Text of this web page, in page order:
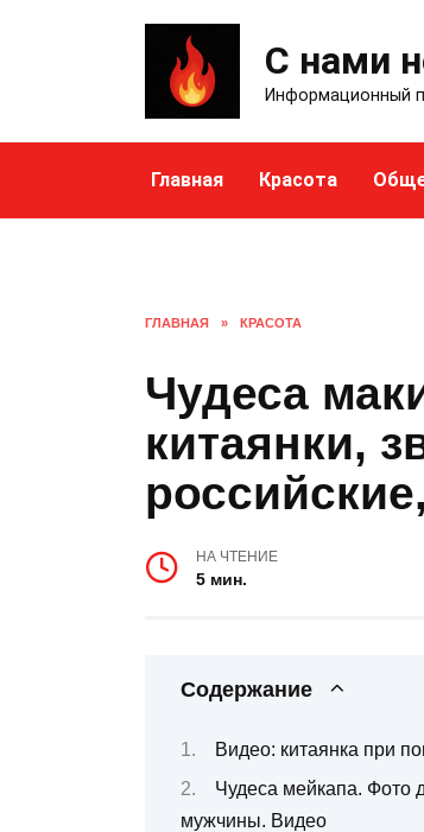
С нами
Информационный
Главная Красота
ГЛАВНАЯ » КРАСОТА
Чудеса
китаянки,
НА ЧТЕНИЕ
5 мин.
Содержание
Видео: китаянка при
Чудеса мейкапа. Фото
мужчины. Видео